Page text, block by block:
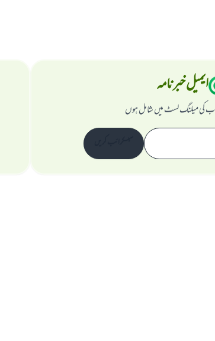
ایمیل خبرنامہ
کی میلنگ لسٹ میں شامل ہوں